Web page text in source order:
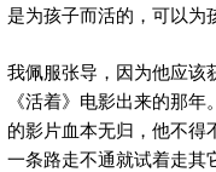
是为孩子而活的，可以为
我佩服张导，因为他应该
《活着》电影出来的那
的影片血本无归，他不得
一条路走不通就试着走其